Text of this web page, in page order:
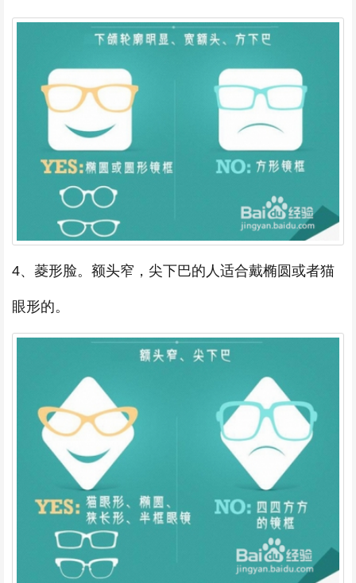
4、菱形脸。额头窄，尖下巴的人适合戴椭圆或者猫
眼形的。